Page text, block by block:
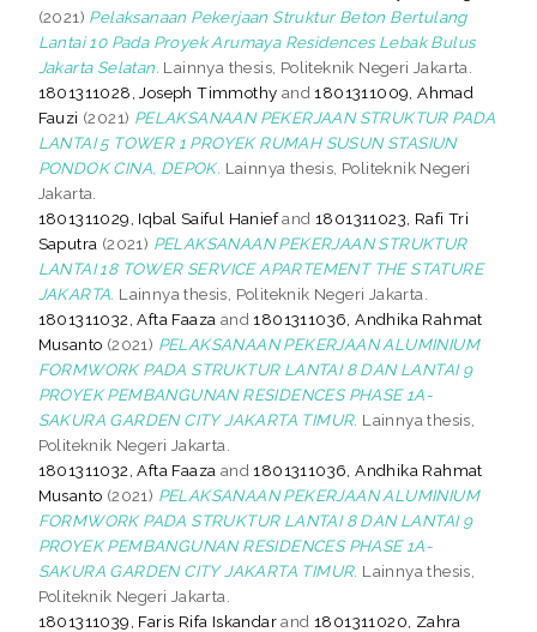
(2021) Pelaksanaan Pekerjaan Struktur Beton Bertulang
Lantai 10 Pada Proyek Arumaya Residences Lebak Bulus
Jakarta Selatan. Lainnya thesis, Politeknik Negeri Jakarta.
1801311028, Joseph Timmothy and1801311009, Ahmad
Fauzi (2021) PELAKSANAAN PEKERJAAN STRUKTUR PADA
LANTAI 5 TOWER 1 PROYEK RUMAH SUSUN STASIUN
PONDOK CINA, DEPOK. Lainnya thesis, Politeknik Negeri
Jakarta.
1801311029, Iqbal Saiful Haniefand1801311023, Rafi Tri
Saputra (2021) PELAKSANAAN PEKERJAAN STRUKTUR
LANTAI 18 TOWER SERVICE APARTEMENT THE STATURE
JAKARTA. Lainnya thesis, Politeknik Negeri Jakarta.
1801311032, Afta Faaza and1801311036, Andhika Rahmat
Musanto (2021) PELAKSANAAN PEKERJAAN ALUMINIUM
FORMWORK PADA STRUKTUR LANTAI 8 DAN LANTAI 9
PROYEK PEMBANGUNAN RESIDENCES PHASE 1A-
SAKURA GARDEN CITY JAKARTA TIMUR. Lainnya thesis,
Politeknik Negeri Jakarta.
1801311032, Afta Faaza and1801311036, Andhika Rahmat
Musanto (2021) PELAKSANAAN PEKERJAAN ALUMINIUM
FORMWORK PADA STRUKTUR LANTAI 8 DAN LANTAI 9
PROYEK PEMBANGUNAN RESIDENCES PHASE 1A-
SAKURA GARDEN CITY JAKARTA TIMUR. Lainnya thesis,
Politeknik Negeri Jakarta.
1801311039, Faris Rifa Iskandarand1801311020, Zahra